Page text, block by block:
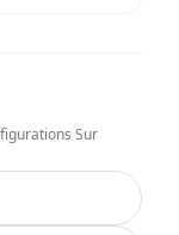
Sur